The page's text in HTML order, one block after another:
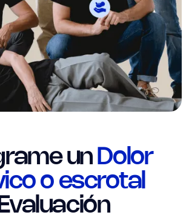
un Dolor
o escrotal
Evaluación